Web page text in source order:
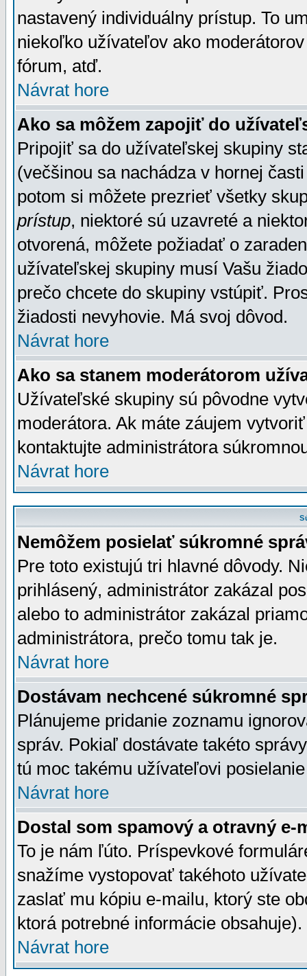
nastavený individuálny prístup. To
niekoľko užívateľov ako
fórum, atď.
Návrat hore
Ako sa môžem zapojiť do
Pripojiť sa do užívateľskej skupiny
(večšinou sa nachádza v hornej
potom si môžete prezrieť všetky
prístup, niektoré sú uzavreté a
otvorená, môžete požiadať o
užívateľskej skupiny musí Vašu
prečo chcete do skupiny vstúpiť.
žiadosti nevyhovie. Má svoj dôvod.
Návrat hore
Ako sa stanem moderátorom
Užívateľské skupiny sú pôvodne
moderátora. Ak máte záujem
kontaktujte administrátora
Návrat hore
Nemôžem posielať súkromné
Pre toto existujú tri hlavné dôvody.
prihlásený, administrátor zakázal
alebo to administrátor zakázal
administrátora, prečo tomu tak je.
Návrat hore
Dostávam nechcené súkromné
Plánujeme pridanie zoznamu
správ. Pokiaľ dostávate takéto
tú moc takému užívateľovi
Návrat hore
Dostal som spamový a otravný e-
To je nám ľúto. Príspevkové
snažíme vystopovať takéhoto
zaslať mu kópiu e-mailu, ktorý ste
ktorá potrebné informácie
Návrat hore